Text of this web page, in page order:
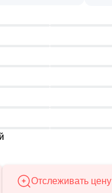
Отслеживать цену